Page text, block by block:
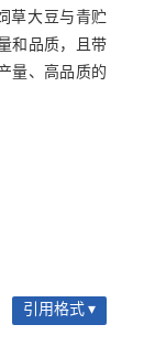
草大豆与青贮
和品质，且带
量、高品质的
引用格式 ▾